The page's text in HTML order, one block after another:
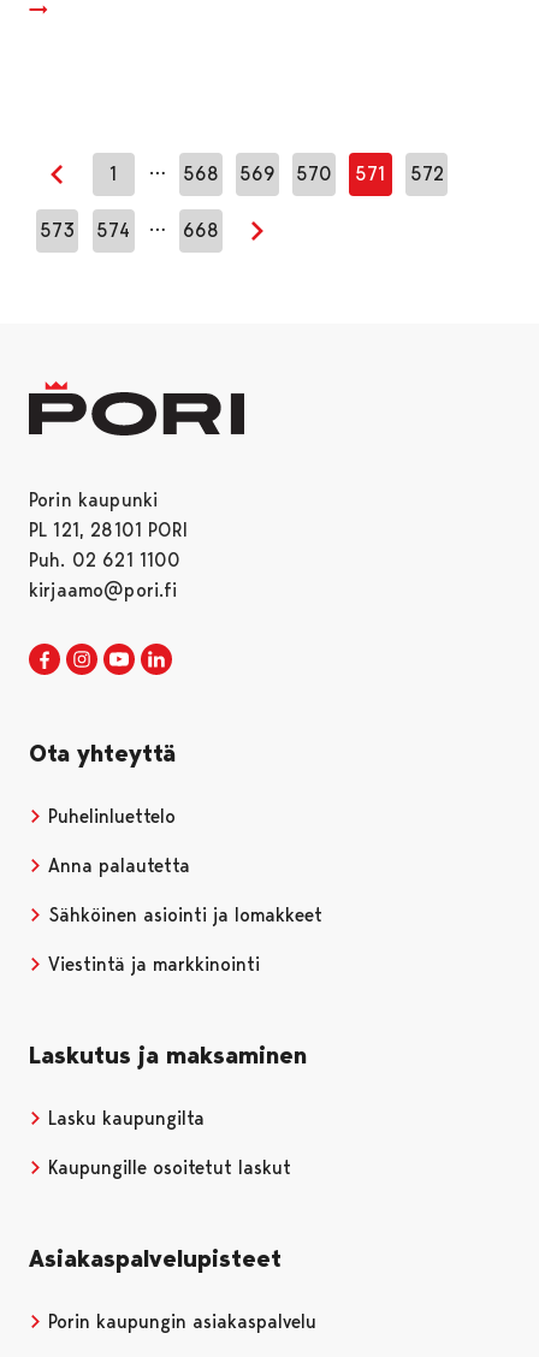
Edellinen sivu
1 … 568 569 570 571 572
573 574 … 668
Seuraava sivu
Porin kaupunki
PL 121, 28101 PORI
Puh. 02 621 1100
kirjaamo@pori.fi
Porin kaupunki Facebookissa
Avautuu uudessa välilehdessä
Porin kaupunki Instagramissa
Avautuu uudessa välilehdessä
Porin kaupunki Youtubessa
Avautuu uudessa välilehdessä
Ota yhteyttä
Puhelinluettelo
Anna palautetta
Sähköinen asiointi ja lomakkeet
Viestintä ja markkinointi
Laskutus ja maksaminen
Lasku kaupungilta
Kaupungille osoitetut laskut
Asiakaspalvelupisteet
Porin kaupungin asiakaspalvelu